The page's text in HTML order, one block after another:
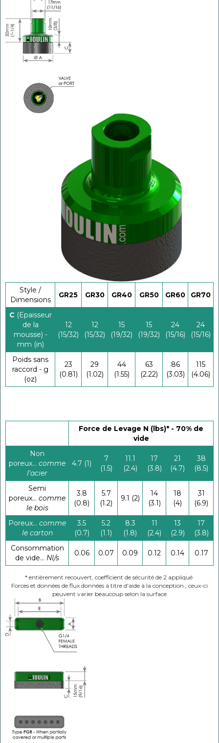
Style /
Dimensions
GR25 GR30 GR40 GR50 GR60 GR70
C (Epaisseur
de la
mousse) -
mm (in)
12
(15/32)
12
(15/32)
15
(19/32)
15
(19/32)
24
(15/16)
24
(15/16)
Poids sans
raccord - g
(oz)
23
(0.81)
29
(1.02)
44
(1.55)
63
(2.22)
86
(3.03)
115
(4.06)
Force de Levage N (lbs)* - 70% de
vide
Non
poreux... comme
l'acier
4.7 (1)
7
(1.5)
11.1
(2.4)
17
(3.8)
21
(4.7)
38
(8.5)
Semi
poreux... comme
le bois
3.8
(0.8)
5.7
(1.2)
9.1 (2)
14
(3.1)
18
(4)
31
(6.9)
Poreux... comme
le carton
3.5
(0.7)
5.2
(1.1)
8.3
(1.8)
11
(2.4)
13
(2.9)
17
(3.8)
Consommation
de vide... Nl/s
0.06 0.07 0.09 0.12 0.14 0.17
* entièrement recouvert, coefficient de sécurité de 2 appliqué
Forces et données de flux données à titre d'aide à la conception ; ceux-ci
peuvent varier beaucoup selon la surface